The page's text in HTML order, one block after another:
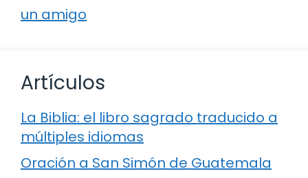
un amigo
Artículos
La Biblia: el libro sagrado traducido a
múltiples idiomas
Oración a San Simón de Guatemala